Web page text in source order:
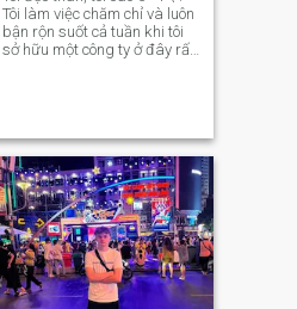
Tôi làm việc chăm chỉ và luôn
bận rộn suốt cả tuần khi tôi
sở hữu một công ty ở đây rất
một người. Tôi là người có
danh dự và thành thật, tôi
không ở đây để chơi trò chơi
hay lãng phí thời gian của
bất kỳ ai tôi chỉ ở đây để tìm
bạn đời / bạn đời. Tôi cũng
mong đợi điều tương tự ở
một phụ nữ. Tôi đã viết bài
này trong nhiều năm vì tôi tin
rằng!!! Bạn có tin hay không?